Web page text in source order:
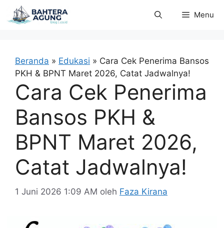
Langsung
ke
Menu
Beranda » Edukasi » Cara Cek Penerima Bansos
PKH & BPNT Maret 2026, Catat Jadwalnya!
Cara Cek Penerima
Bansos PKH &
BPNT Maret 2026,
Catat Jadwalnya!
1 Juni 2026 1:09 AM oleh Faza Kirana